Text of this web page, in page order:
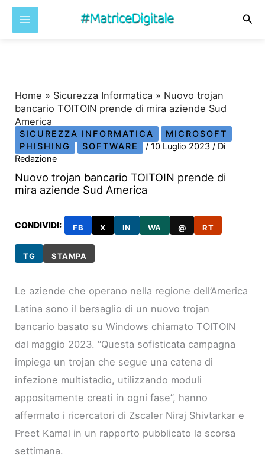
Home » Sicurezza Informatica » Nuovo trojan
bancario TOITOIN prende di mira aziende Sud
America
SICUREZZA INFORMATICA
MICROSOFT
PHISHING
SOFTWARE /10 Luglio 2023/ Di
Redazione
Nuovo trojan bancario TOITOIN prende di
mira aziende Sud America
CONDIVIDI: FB X IN WA @ RT
TG STAMPA
Le aziende che operano nella regione dell’America
Latina sono il bersaglio di un nuovo trojan
bancario basato su Windows chiamato TOITOIN
dal maggio 2023. “Questa sofisticata campagna
impiega un trojan che segue una catena di
infezione multistadio, utilizzando moduli
appositamente creati in ogni fase”, hanno
affermato i ricercatori di Zscaler Niraj Shivtarkar e
Preet Kamal in un rapporto pubblicato la scorsa
settimana.